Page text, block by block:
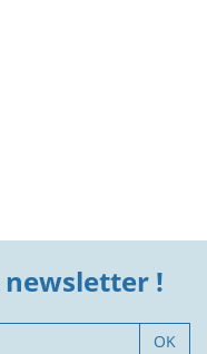
newsletter !
OK